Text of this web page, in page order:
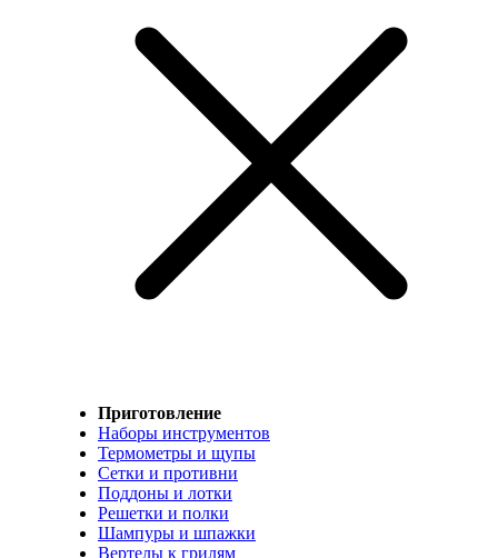
Приготовление
Наборы инструментов
Термометры и щупы
Сетки и противни
Поддоны и лотки
Решетки и полки
Шампуры и шпажки
Вертелы к грилям